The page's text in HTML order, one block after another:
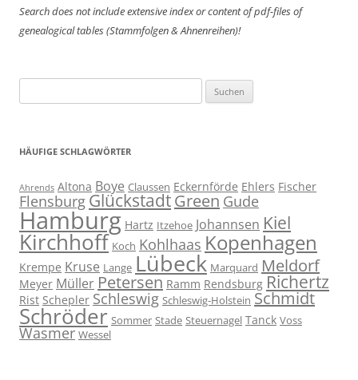
Search does not include extensive index or content ofpdf-files of
genealogical tables (Stammfolgen & Ahnenreihen)!
nach:
HÄUFIGE SCHLAGWÖRTER
Ahrends Altona Boye Claussen Eckernförde Ehlers Fischer
Flensburg GlückstadtGreen Gude
Hamburg Hartz Itzehoe Johannsen Kiel
Kirchhoff Koch Kohlhaas Kopenhagen
Krempe Kruse Lange Lübeck Marquard Meldorf
Meyer Müller Petersen Ramm Rendsburg Richertz
Rist Schepler Schleswig Schleswig-Holstein Schmidt
Schröder Sommer Stade Steuernagel Tanck Voss
Wasmer Wessel